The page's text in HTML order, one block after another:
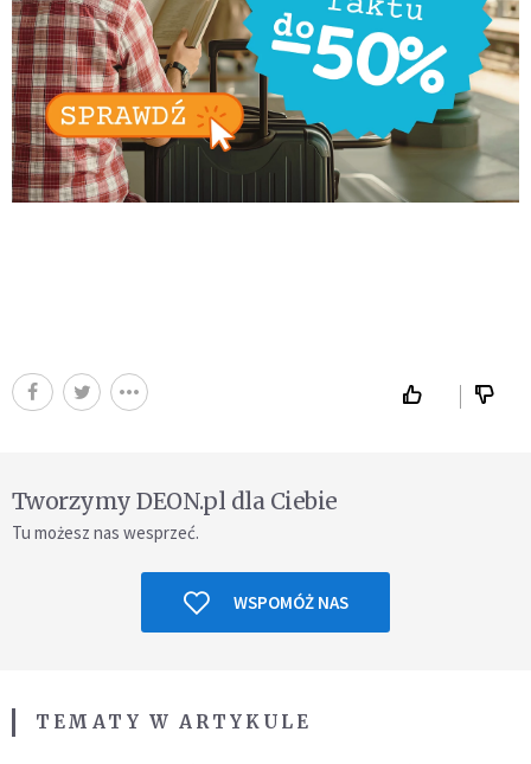
Tworzymy DEON.pl dla Ciebie
Tu możesz nas wesprzeć.
WSPOMÓŻ NAS
TEMATY W ARTYKULE